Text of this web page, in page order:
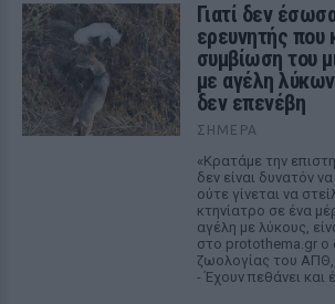
Γιατί δεν
ερευνητής που
συμβίωση του
με αγέλη λύκων
δεν επενέβη
ΣΉΜΕΡΑ
«Κρατάμε την
δεν είναι δυνατόν
ούτε γίνεται να
κτηνίατρο σε ένα
αγέλη με λύκους,
στο protothema.gr ο
ζωολογίας του
- Έχουν πεθάνει και